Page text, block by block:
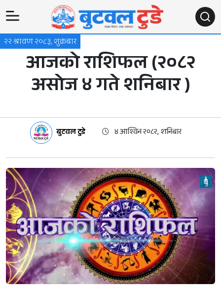
२२ श्रावण २०८३, शुक्रबार
आजको राशिफल (२०८२
असोज ४ गते शनिबार )
बुटवल टुडे ४ आश्विन २०८२, शनिबार